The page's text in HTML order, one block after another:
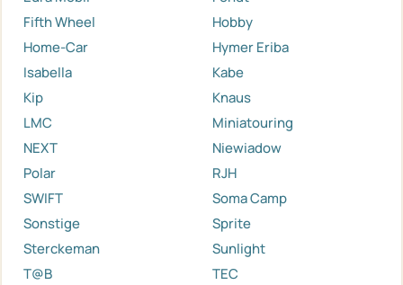
Fifth Wheel
Hobby
Home-Car
Hymer Eriba
Isabella
Kabe
Kip
Knaus
LMC
Miniatouring
NEXT
Niewiadow
Polar
RJH
SWIFT
Soma Camp
Sonstige
Sprite
Sterckeman
Sunlight
T@B
TEC